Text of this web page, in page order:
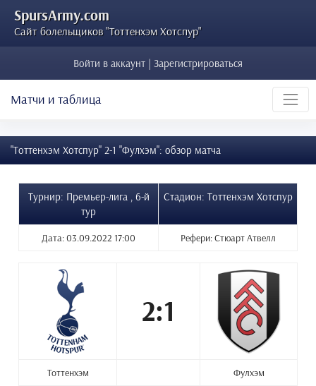
SpursArmy.com
Сайт болельщиков "Тоттенхэм Хотспур"
Войти в аккаунт | Зарегистрироваться
Матчи и таблица
"Тоттенхэм Хотспур" 2-1 "Фулхэм": обзор матча
Турнир: Премьер-лига , 6-й
тур
Стадион: Тоттенхэм Хотспур
Дата: 03.09.2022 17:00 Рефери: Стюарт Атвелл
2:1
Тоттенхэм Фулхэм